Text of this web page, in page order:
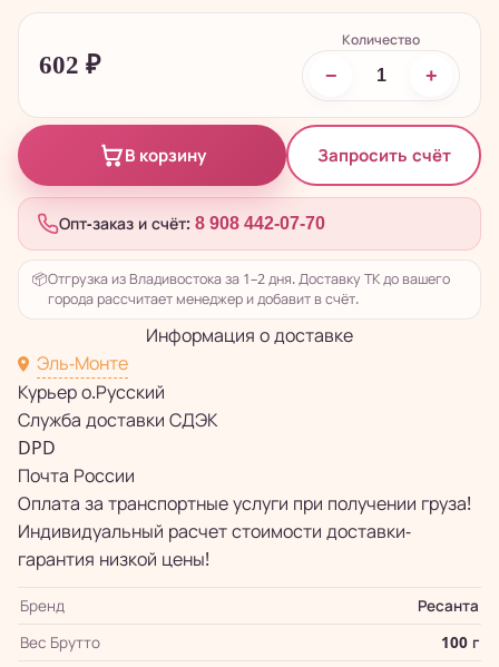
602 ₽
Количество
− +
В корзину Запросить счёт
Опт-заказ и счёт: 8 908 442-07-70
📦Отгрузка из Владивостока за 1–2 дня. Доставку ТК до вашего
города рассчитает менеджер и добавит в счёт.
Информация о доставке
Эль-Монте
Курьер о.Русский
Служба доставки СДЭК
DPD
Почта России
Оплата за транспортные услуги при получении груза!
Индивидуальный расчет стоимости доставки-
гарантия низкой цены!
Бренд
Ресанта
Вес Брутто
100 г